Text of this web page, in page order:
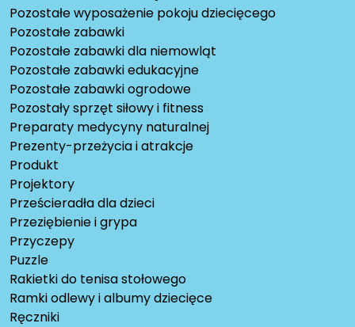
Pozostałe wyposażenie pokoju dziecięcego
Pozostałe zabawki
Pozostałe zabawki dla niemowląt
Pozostałe zabawki edukacyjne
Pozostałe zabawki ogrodowe
Pozostały sprzęt siłowy i fitness
Preparaty medycyny naturalnej
Prezenty-przeżycia i atrakcje
Produkt
Projektory
Prześcieradła dla dzieci
Przeziębienie i grypa
Przyczepy
Puzzle
Rakietki do tenisa stołowego
Ramki odlewy i albumy dziecięce
Ręczniki